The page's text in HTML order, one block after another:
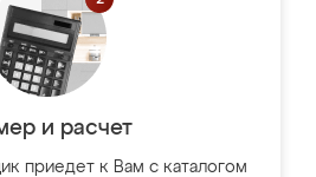
и расчет
приедет к Вам с каталогом